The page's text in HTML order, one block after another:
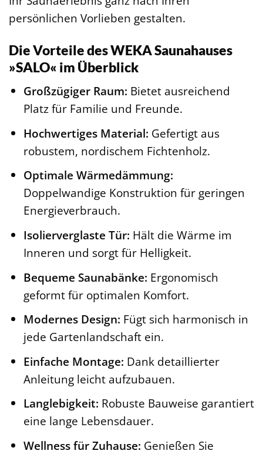
persönlichen Vorlieben gestalten.
Die Vorteile des WEKA Saunahauses
»SALO« im Überblick
Großzügiger Raum: Bietet ausreichend
Platz für Familie und Freunde.
Hochwertiges Material: Gefertigt aus
robustem, nordischem Fichtenholz.
Optimale Wärmedämmung:
Doppelwandige Konstruktion für geringen
Energieverbrauch.
Isolierverglaste Tür: Hält die Wärme im
Inneren und sorgt für Helligkeit.
Bequeme Saunabänke: Ergonomisch
geformt für optimalen Komfort.
Modernes Design: Fügt sich harmonisch in
jede Gartenlandschaft ein.
Einfache Montage: Dank detaillierter
Anleitung leicht aufzubauen.
Langlebigkeit: Robuste Bauweise garantiert
eine lange Lebensdauer.
Wellness für Zuhause: Genießen Sie